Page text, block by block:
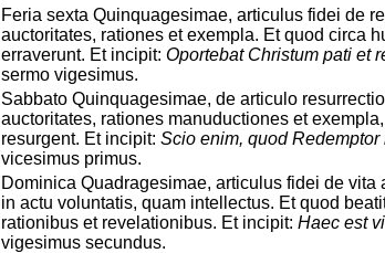
Feria sexta Quinquagesimae, articulus fidei de
auctoritates, rationes et exempla. Et quod circa
erraverunt. Et incipit:Oportebat Christum pati et
sermo vigesimus.
Sabbato Quinquagesimae, de articulo
auctoritates, rationes manuductiones et
resurgent. Et incipit:Scio enim, quod Redemptor
vicesimus primus.
Dominica Quadragesimae, articulus fidei de
in actu voluntatis, quam intellectus. Et quod
rationibus et revelationibus. Et incipit:Haec est
vigesimus secundus.